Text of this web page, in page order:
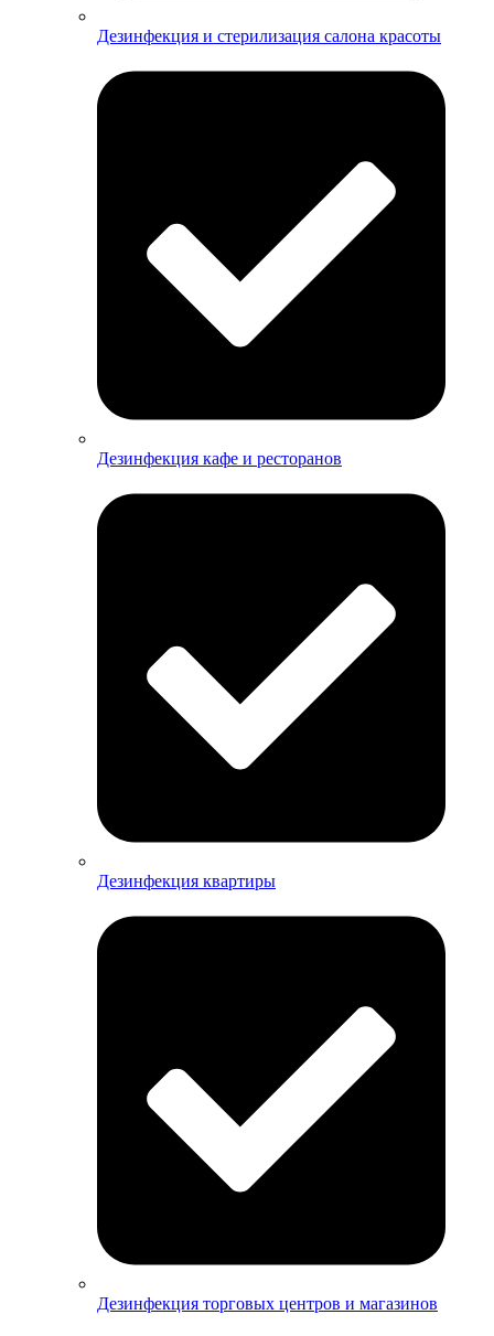
Дезинфекция и стерилизация салона красоты
Дезинфекция кафе и ресторанов
Дезинфекция квартиры
Дезинфекция торговых центров и магазинов